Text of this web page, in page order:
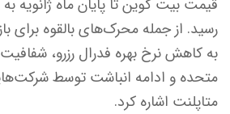
رسید. از جمله محرک‌های بالقوه برای
به کاهش نرخ بهره فدرال رزرو، شفافیت
متحده و ادامه انباشت توسط
متاپلنت اشاره کرد.